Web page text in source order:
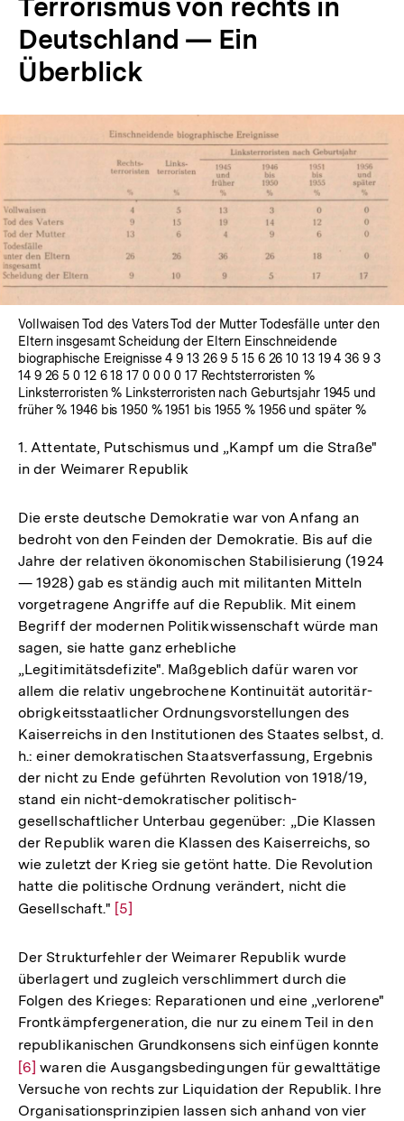
Terrorismus von rechts in
Deutschland — Ein
Überblick
Lightbox
öffnen
Vollwaisen Tod des Vaters Tod der Mutter Todesfälle unter den
Eltern insgesamt Scheidung der Eltern Einschneidende
biographische Ereignisse 4 9 13 26 9 5 15 6 26 10 13 19 4 36 9 3
14 9 26 5 0 12 6 18 17 0 0 0 0 17 Rechtsterroristen %
Linksterroristen % Linksterroristen nach Geburtsjahr 1945 und
früher % 1946 bis 1950 % 1951 bis 1955 % 1956 und später %
1. Attentate, Putschismus und „Kampf um die Straße"
in der Weimarer Republik
Die erste deutsche Demokratie war von Anfang an
bedroht von den Feinden der Demokratie. Bis auf die
Jahre der relativen ökonomischen Stabilisierung (1924
— 1928) gab es ständig auch mit militanten Mitteln
vorgetragene Angriffe auf die Republik. Mit einem
Begriff der modernen Politikwissenschaft würde man
sagen, sie hatte ganz erhebliche
„Legitimitätsdefizite". Maßgeblich dafür waren vor
allem die relativ ungebrochene Kontinuität autoritär-
obrigkeitsstaatlicher Ordnungsvorstellungen des
Kaiserreichs in den Institutionen des Staates selbst, d.
h.: einer demokratischen Staatsverfassung, Ergebnis
der nicht zu Ende geführten Revolution von 1918/19,
stand ein nicht-demokratischer politisch-
gesellschaftlicher Unterbau gegenüber: „Die Klassen
der Republik waren die Klassen des Kaiserreichs, so
wie zuletzt der Krieg sie getönt hatte. Die Revolution
hatte die politische Ordnung verändert, nicht die
Gesellschaft." Zur
der
Fußnote
[5]
Der Strukturfehler der Weimarer Republik wurde
überlagert und zugleich verschlimmert durch die
Folgen des Krieges: Reparationen und eine „verlorene"
Frontkämpfergeneration, die nur zu einem Teil in den
republikanischen Grundkonsens sich einfügen konnte
der
[6] waren die Ausgangsbedingungen für gewalttätige
Versuche von rechts zur Liquidation der Republik. Ihre
Organisationsprinzipien lassen sich anhand von vier